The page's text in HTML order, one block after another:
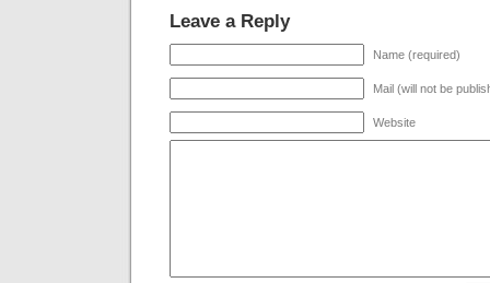
Leave a Reply
Name (required)
Mail (will not be
Website